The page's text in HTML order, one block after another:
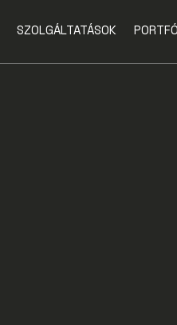
SZOLGÁLTATÁSOK